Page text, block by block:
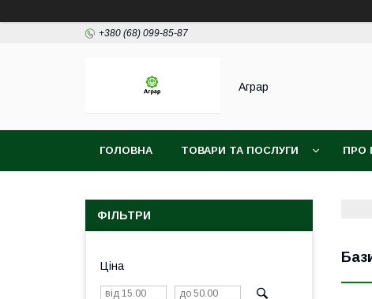
+380 (68) 099-85-87
Аграр
ГОЛОВНА ТОВАРИ ТА ПОСЛУГИ ПРО
ФІЛЬТРИ
Ціна